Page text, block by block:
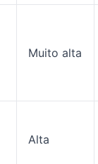
Muito alta
Alta